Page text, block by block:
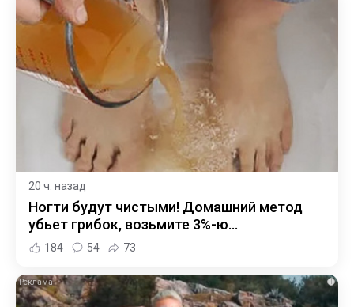
20 ч. назад
Ногти будут чистыми! Домашний метод
убьет грибок, возьмите 3%-ю…
184 54 73
i